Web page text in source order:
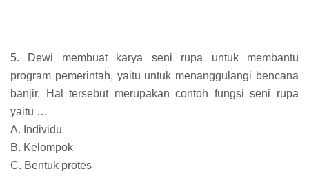
5. Dewi membuat karya seni rupa untuk membantu
program pemerintah, yaitu untuk menanggulangi bencana
banjir. Hal tersebut merupakan contoh fungsi seni rupa
yaitu …
A. Individu
B. Kelompok
C. Bentuk protes